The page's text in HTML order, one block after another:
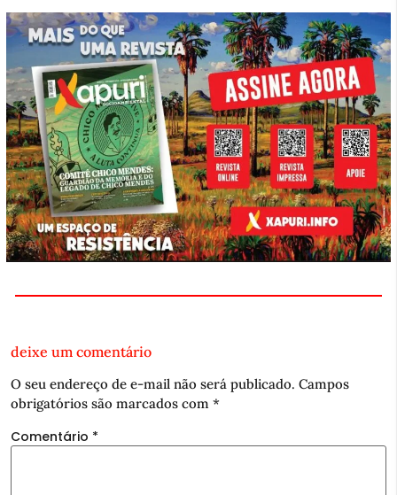
deixe um comentário
O seu endereço de e-mail não será publicado. Campos
obrigatórios são marcados com *
Comentário *